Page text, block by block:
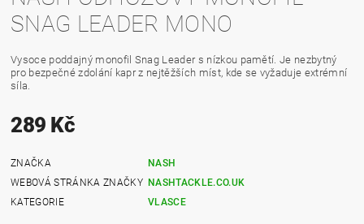
SNAG LEADER MONO
Vysoce poddajný monofil Snag Leader s nízkou pamětí. Je nezbytný
pro bezpečné zdolání kapr z nejtěžších míst, kde se vyžaduje extrémní
síla.
289 Kč
ZNAČKA
NASH
WEBOVÁ STRÁNKA ZNAČKY NASHTACKLE.CO.UK
KATEGORIE
VLASCE